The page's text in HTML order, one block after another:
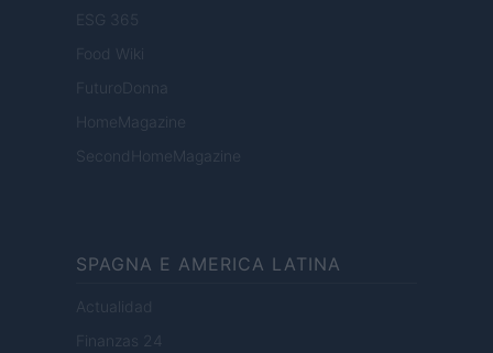
ESG 365
Food Wiki
FuturoDonna
HomeMagazine
SecondHomeMagazine
SPAGNA E AMERICA LATINA
Actualidad
Finanzas 24